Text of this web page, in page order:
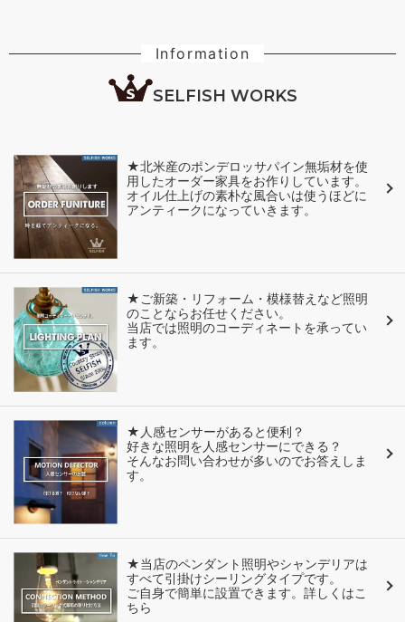
Information
SELFISH WORKS
★北米産のポンデロッサパイン無垢材を使
用したオーダー家具をお作りしています。
オイル仕上げの素朴な風合いは使うほどに
アンティークになっていきます。
★ご新築・リフォーム・模様替えなど照明
のことならお任せください。
当店では照明のコーディネートを承ってい
ます。
★人感センサーがあると便利？
好きな照明を人感センサーにできる？
そんなお問い合わせが多いのでお答えしま
す。
★当店のペンダント照明やシャンデリアは
すべて引掛けシーリングタイプです。
ご自身で簡単に設置できます。詳しくはこ
ちら